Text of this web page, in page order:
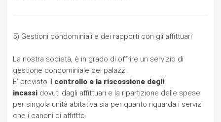
5) Gestioni condominiali e dei rapporti con gli affittuari
La nostra società, è in grado di offrire un servizio di
gestione condominiale dei palazzi.
E’ previsto il controllo e la riscossione degli
incassi dovuti dagli affittuari e la ripartizione delle spese
per singola unità abitativa sia per quanto riguarda i servizi
che i canoni di affittto.